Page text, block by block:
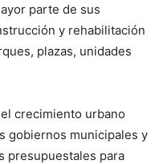
parte de sus
y rehabilitación
plazas, unidades
crecimiento urbano
gobiernos municipales y
presupuestales para